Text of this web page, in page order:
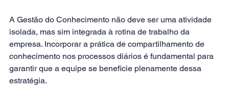
A Gestão do Conhecimento não deve ser uma atividade
isolada, mas sim integrada à rotina de trabalho da
empresa. Incorporar a prática de compartilhamento de
conhecimento nos processos diários é fundamental para
garantir que a equipe se beneficie plenamente dessa
estratégia.